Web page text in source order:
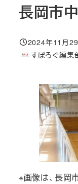
長岡市
投稿日
2024年11月
著
すぽろぐ編集
※画像は、長岡